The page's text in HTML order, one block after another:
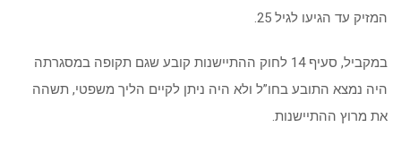
המזיק עד הגיעו לגיל 25.
במקביל, סעיף 14 לחוק ההתיישנות קובע שגם תקופה במסגרתה
היה נמצא התובע בחו”ל ולא היה ניתן לקיים הליך משפטי, תשהה
את מרוץ ההתיישנות.